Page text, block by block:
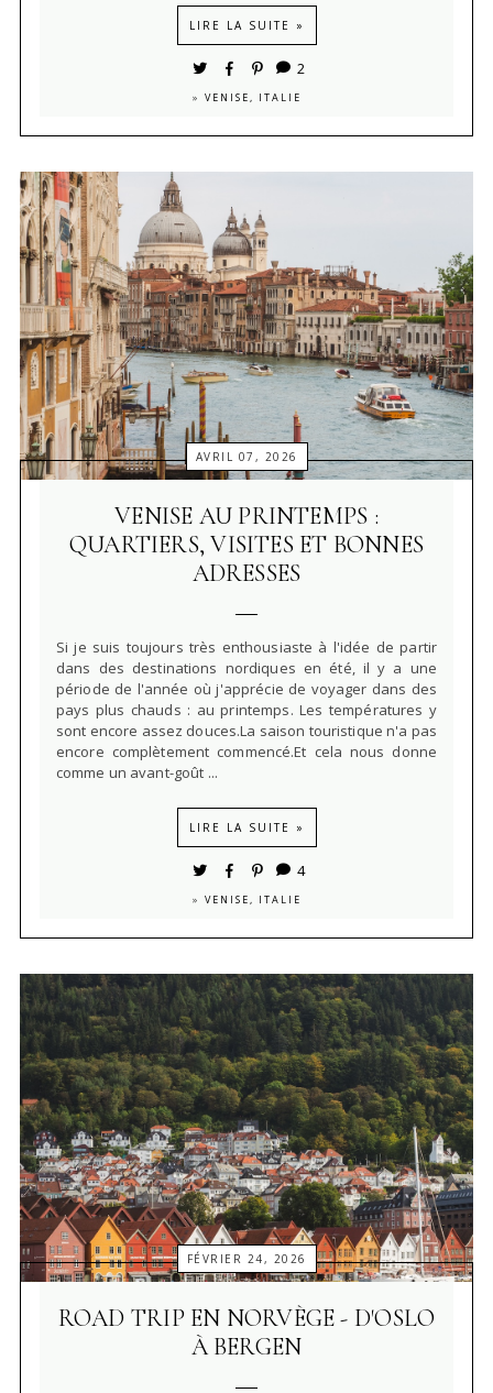
LIRE LA SUITE »
2
» VENISE, ITALIE
AVRIL 07, 2026
VENISE AU PRINTEMPS :
QUARTIERS, VISITES ET BONNES
ADRESSES
Si je suis toujours très enthousiaste à l'idée de partir
dans des destinations nordiques en été, il y a une
période de l'année où j'apprécie de voyager dans des
pays plus chauds : au printemps. Les températures y
sont encore assez douces.La saison touristique n'a pas
encore complètement commencé.Et cela nous donne
comme un avant-goût ...
LIRE LA SUITE »
4
» VENISE, ITALIE
FÉVRIER 24, 2026
ROAD TRIP EN NORVÈGE - D'OSLO
À BERGEN